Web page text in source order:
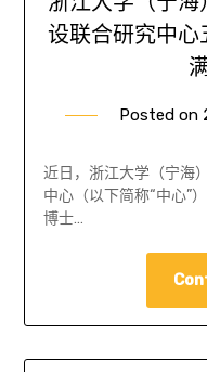
设联合研究中心
Posted on
近日，浙江大学（宁海
中心（以下简称“中心”
博士…